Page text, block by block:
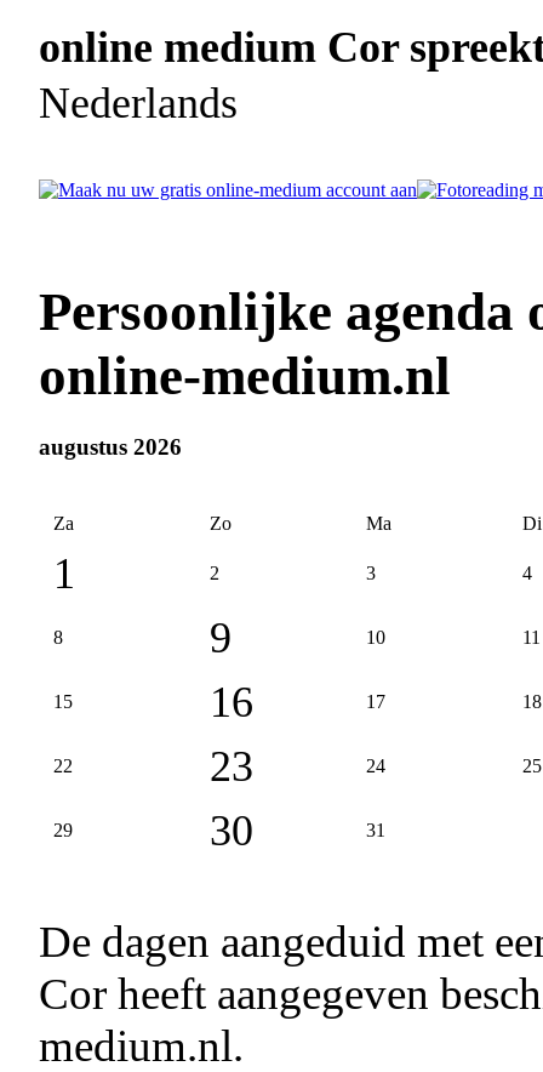
online medium Cor
Nederlands
Persoonlijke agenda
online-medium.nl
augustus 2026
Za Zo Ma Di
1 2 3 4
8 9 10 11
15 16 17 18
22 23 24 25
29 30 31
De dagen aangeduid met
Cor heeft aangegeven
medium.nl.